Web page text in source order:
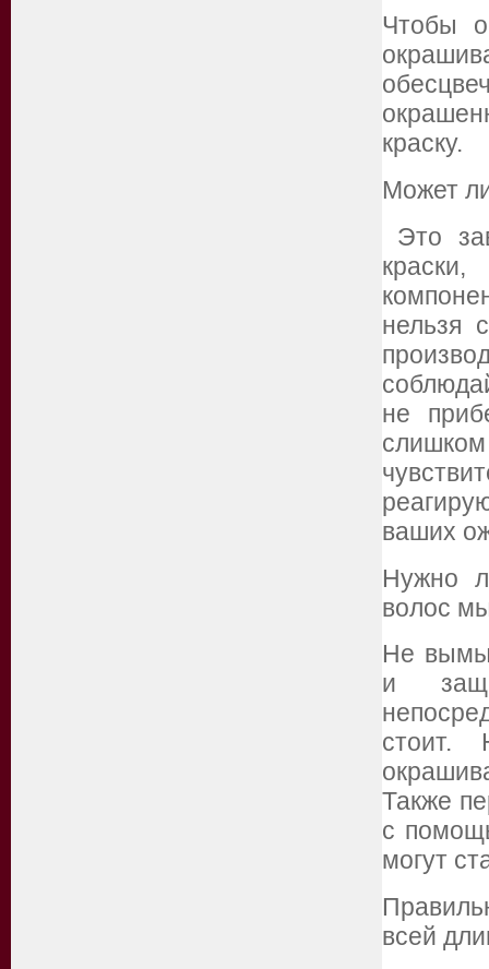
Чтобы
краску.
Может
Это
нельзя
не
ваших
Нужно
волос
Не
и
стоит.
Также
с
могут
всей